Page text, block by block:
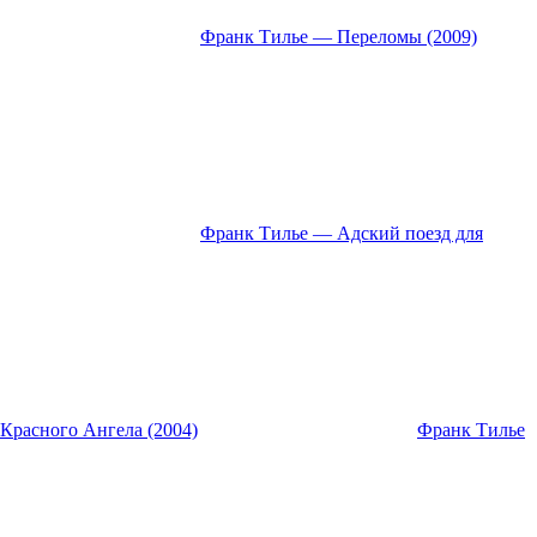
Франк Тилье — Переломы (2009)
Франк Тилье — Адский поезд для
Красного Ангела (2004) Франк Тилье